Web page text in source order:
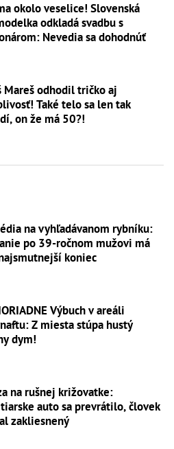
okolo veselice! Slovenská
odkladá svadbu s
Nevedia sa dohodnúť
Mareš odhodil tričko aj
Také telo sa len tak
on že má 50?!
na vyhľadávanom rybníku:
po 39-ročnom mužovi má
koniec
Výbuch v areáli
Z miesta stúpa hustý
dym!
na rušnej križovatke:
auto sa prevrátilo, človek
zakliesnený